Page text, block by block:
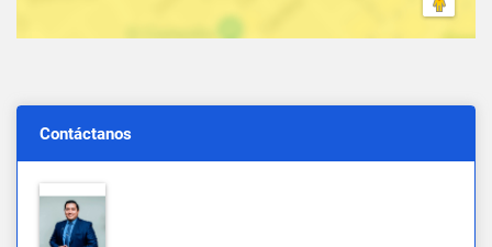
Contáctanos